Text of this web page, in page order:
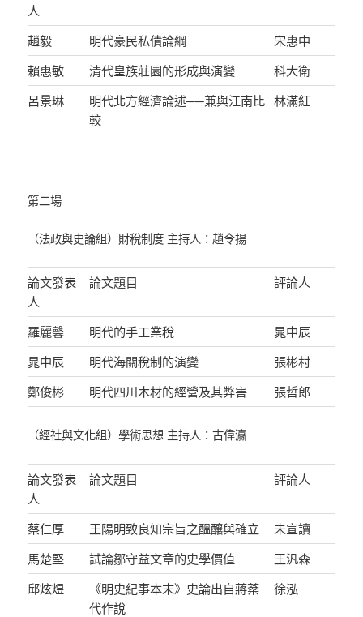
人
趙毅 明代豪民私債論綱
宋惠中
賴惠敏
清代皇族莊園的形成與演變
科大衛
呂景琳
明代北方經濟論述──兼與江南比
較
林滿紅
第二場
（法政與史論組）財稅制度 主持人：趙令揚
論文發表
人
論文題目 評論人
羅麗馨 明代的手工業稅
晁中辰
晁中辰
明代海關稅制的演變
張彬村
鄭俊彬
明代四川木材的經營及其弊害 張哲郎
（經社與文化組）學術思想 主持人：古偉瀛
論文發表
人
論文題目 評論人
蔡仁厚 王陽明致良知宗旨之醞釀與確立
未宣讀
馬楚堅
試論鄒守益文章的史學價值
王汎森
邱炫煜
《明史紀事本末》史論出自蔣棻
代作說
徐泓